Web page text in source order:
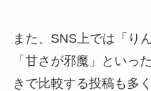
また、SNS上では「り
「甘さが邪魔」といっ
きで比較する投稿も多